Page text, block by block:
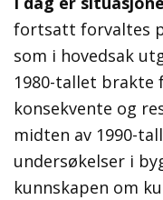
fortsatt forvaltes
som i hovedsak
1980-tallet brakte
konsekvente og
midten av 1990-
undersøkelser i
kunnskapen om